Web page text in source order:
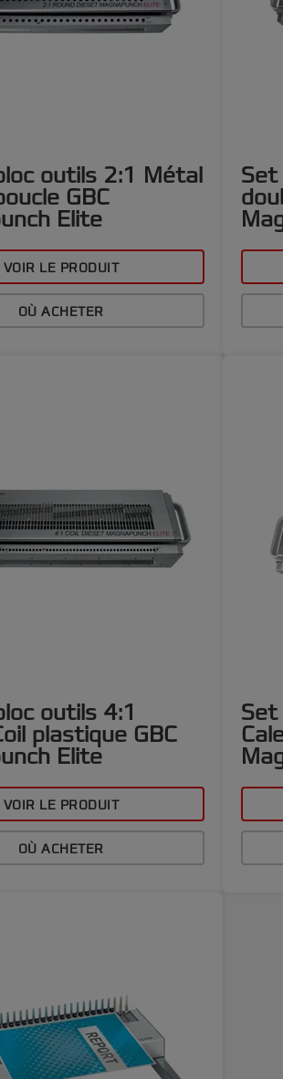
outils 2:1 Métal
GBC
Elite
VOIR LE PRODUIT
OÙ ACHETER
Set
outils 4:1
plastique GBC
Elite
VOIR LE PRODUIT
OÙ ACHETER
Set